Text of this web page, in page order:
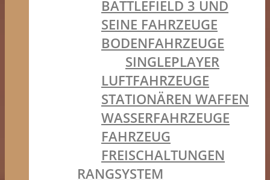
BATTLEFIELD 3 UND
SEINE FAHRZEUGE
BODENFAHRZEUGE
SINGLEPLAYER
LUFTFAHRZEUGE
STATIONÄREN WAFFEN
WASSERFAHRZEUGE
FAHRZEUG
FREISCHALTUNGEN
RANGSYSTEM